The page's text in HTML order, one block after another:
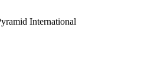
International